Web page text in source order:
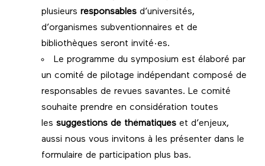
plusieurs responsables d’universités,
d’organismes subventionnaires et de
bibliothèques seront invité·es.
Le programme du symposium est élaboré par
un comité de pilotage indépendant composé de
responsables de revues savantes. Le comité
souhaite prendre en considération toutes
les suggestions de thématiques et d’enjeux,
aussi nous vous invitons à les présenter dans le
formulaire de participation plus bas.